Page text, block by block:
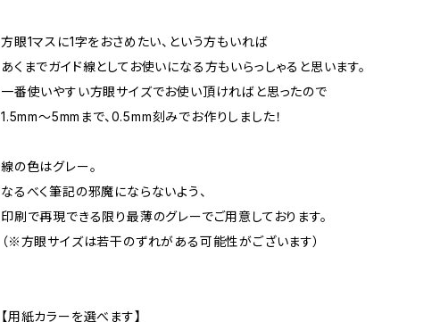
方眼1マスに1字をおさめたい、という方もいれば
あくまでガイド線としてお使いになる方もいらっしゃると思います。
一番使いやすい方眼サイズでお使い頂ければと思ったので
1.5mm〜5mmまで、0.5mm刻みでお作りしました！
線の色はグレー。
なるべく筆記の邪魔にならないよう、
印刷で再現できる限り最薄のグレーでご用意しております。
（※方眼サイズは若干のずれがある可能性がございます）
【用紙カラーを選べます】